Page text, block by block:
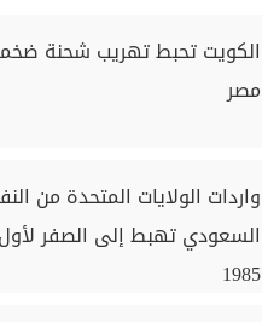
الكويت تحبط تهريب شحنة
مصر
واردات الولايات المتحدة من
السعودي تهبط إلى الصفر
1985